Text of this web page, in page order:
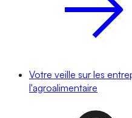
Votre veille sur les
l'agroalimentaire